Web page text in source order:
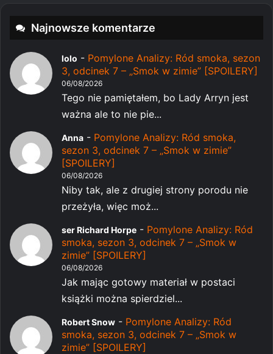
Najnowsze komentarze
lolo - Pomylone Analizy: Ród smoka, sezon
3, odcinek 7 – „Smok w zimie” [SPOILERY]
06/08/2026
Tego nie pamiętałem, bo Lady Arryn jest
ważna ale to nie pie...
Anna - Pomylone Analizy: Ród smoka,
sezon 3, odcinek 7 – „Smok w zimie”
[SPOILERY]
06/08/2026
Niby tak, ale z drugiej strony porodu nie
przeżyła, więc moż...
ser Richard Horpe - Pomylone Analizy: Ród
smoka, sezon 3, odcinek 7 – „Smok w
zimie” [SPOILERY]
06/08/2026
Jak mając gotowy materiał w postaci
książki można spierdziel...
Robert Snow - Pomylone Analizy: Ród
smoka, sezon 3, odcinek 7 – „Smok w
zimie” [SPOILERY]